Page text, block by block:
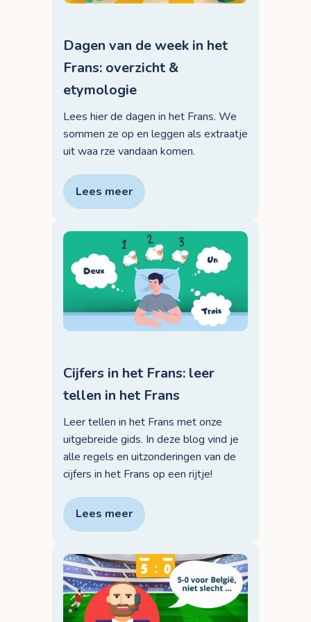
Dagen van de week in het
Frans: overzicht &
etymologie
Lees hier de dagen in het Frans. We
sommen ze op en leggen als extraatje
uit waa rze vandaan komen.
Lees meer
Cijfers in het Frans: leer
tellen in het Frans
Leer tellen in het Frans met onze
uitgebreide gids. In deze blog vind je
alle regels en uitzonderingen van de
cijfers in het Frans op een rijtje!
Lees meer